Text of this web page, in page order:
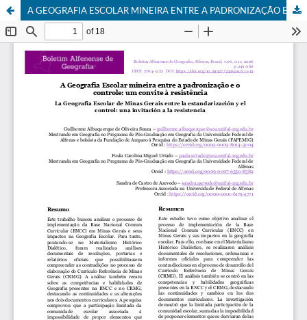
A GEOGRAFIA ESCOLAR MINEIRA ENTRE A PADRONIZAÇÃO E O CONTROLE